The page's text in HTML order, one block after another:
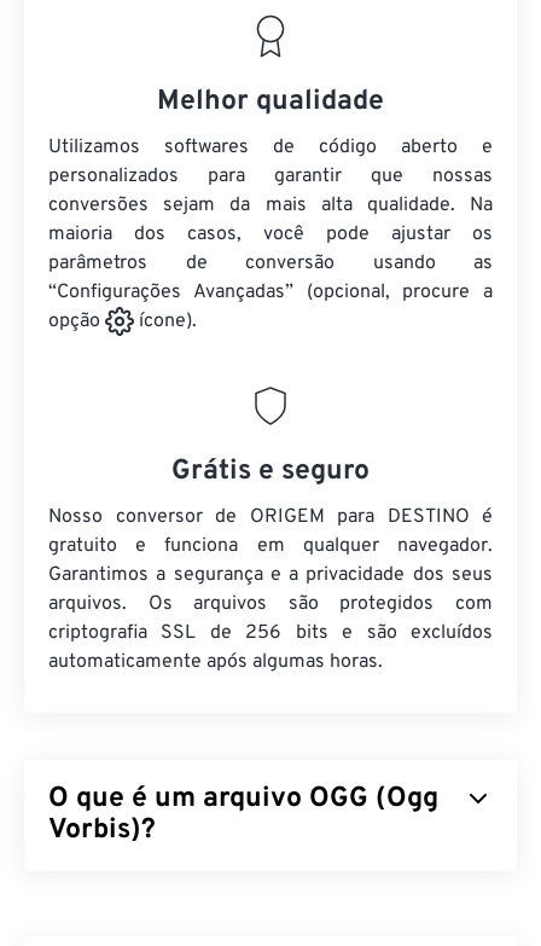
Melhor qualidade
Utilizamos softwares de código aberto e
personalizados para garantir que nossas
conversões sejam da mais alta qualidade. Na
maioria dos casos, você pode ajustar os
parâmetros de conversão usando as
“Configurações Avançadas” (opcional, procure a
opção
ícone).
Grátis e seguro
Nosso conversor de ORIGEM para DESTINO é
gratuito e funciona em qualquer navegador.
Garantimos a segurança e a privacidade dos seus
arquivos. Os arquivos são protegidos com
criptografia SSL de 256 bits e são excluídos
automaticamente após algumas horas.
O que é um arquivo OGG (Ogg
Vorbis)?